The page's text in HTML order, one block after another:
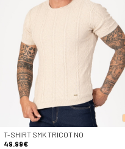
T-SHIRT SMK TRICOT NO
49.99€